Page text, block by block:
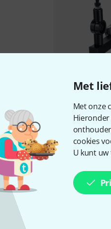
Met
Met onze
cookies
U kunt